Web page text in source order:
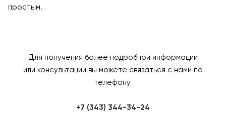
простым.
Для получения более подробной информации
или консультации вы можете связаться с нами по
телефону
+7 (343) 344-34-24